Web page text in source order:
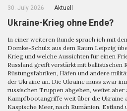
30. July 2026 Aktuell
Ukraine-Krieg ohne Ende?
In einer weiteren Runde sprach ich mit
Domke-Schulz aus dem Raum Leipzig
Krieg und welche Aussichten für einen
Russland greift verstärkt mit ballistischen
Rüstungsfabriken, Häfen und andere
der Ukraine an. Die Ukraine muss zwar
russischen Truppen abgeben, weitet
Kampfbootangriffe weit über die Ukraine
Kaspische Meer, nach Rumänien, Estland